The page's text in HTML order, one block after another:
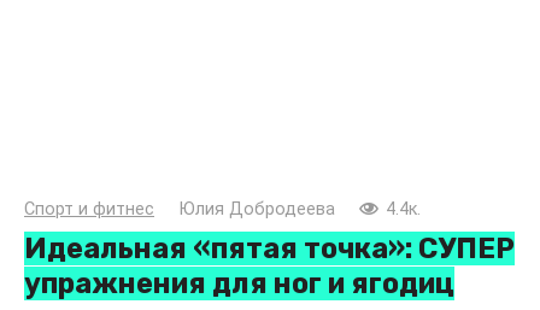
Спорт и фитнес Юлия Добродеева 4.4к.
Идеальная «пятая точка»: СУПЕР
упражнения для ног и ягодиц